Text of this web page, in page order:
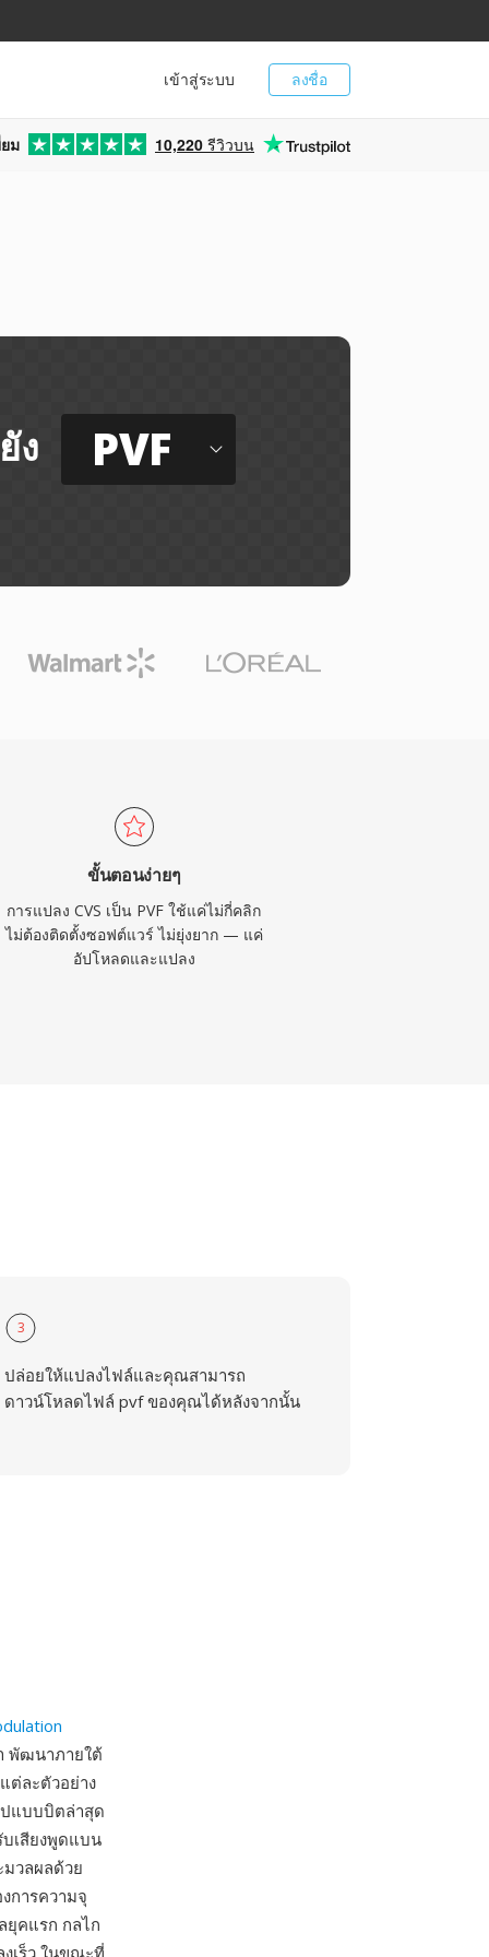
ลงชื่อ
เข้าสู่ระบบ
ม 10,220 รีวิวบน
ง PVF
ขั้นตอนง่ายๆ
การแปลง CVS เป็น PVF ใช้แค่ไม่กี่คลิก
ไม่ต้องติดตั้งซอฟต์แวร์ ไม่ยุ่งยาก — แค่
อัปโหลดและแปลง
3
ปล่อยให้แปลงไฟล์และคุณสามารถ
ดาวน์โหลดไฟล์ pvf ของคุณได้หลังจากนั้น
พัฒนาภายใต้
ต่ละตัวอย่าง
แบบบิตล่าสุด
เสียงพูดแบน
วลผลด้วย
การความจุ
ยุคแรก กลไก
เร็ว ในขณะที่